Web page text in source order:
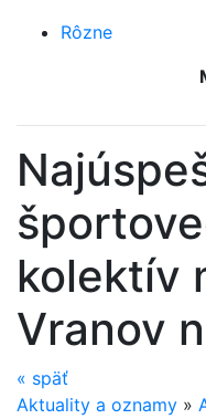
Rôzne
kolektív
Vranov
« späť
Aktuality a oznamy »